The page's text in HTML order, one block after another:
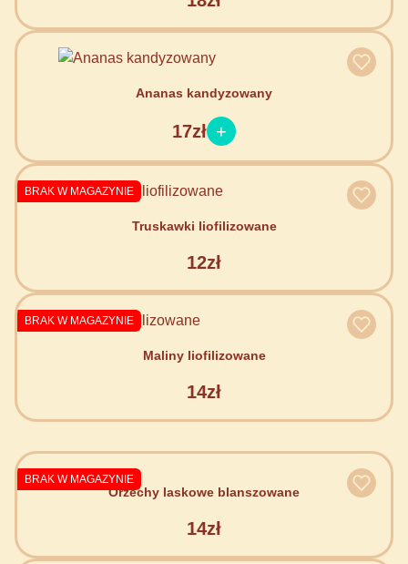
Ananas kandyzowany
17zł
BRAK W MAGAZYNIE
Truskawki liofilizowane
12zł
BRAK W MAGAZYNIE
Maliny liofilizowane
14zł
BRAK W MAGAZYNIE
Orzechy laskowe blanszowane
14zł